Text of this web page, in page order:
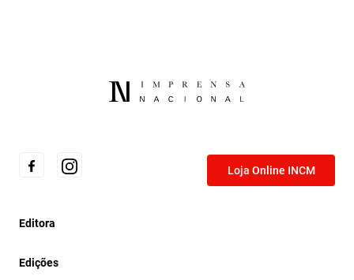
Loja Online INCM
Editora
Edições